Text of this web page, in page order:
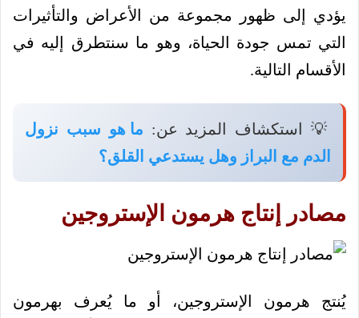
يؤدي إلى ظهور مجموعة من الأعراض والتأثيرات
التي تمس جودة الحياة، وهو ما سنتطرق إليه في
الأقسام التالية.
💡 استكشاف المزيد عن: ما هو سبب نزول
الدم مع البراز وهل يستدعي القلق؟
مصادر إنتاج هرمون الإستروجين
يُنتج هرمون الإستروجين، أو ما يُعرف بهرمون